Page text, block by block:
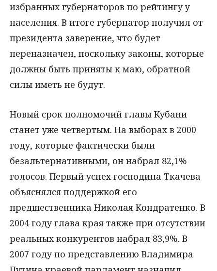
избранных губернаторов по рейтингу у
населения. В итоге губернатор получил от
президента заверение, что будет
переназначен, поскольку законы, которые
должны быть приняты к маю, обратной
силы иметь не будут.
Новый срок полномочий главы Кубани
станет уже четвертым. На выборах в 2000
году, которые фактически были
безальтернативными, он набрал 82,1%
голосов. Первый успех господина Ткачева
объяснялся поддержкой его
предшественника Николая Кондратенко. В
2004 году глава края также при отсутствии
реальных конкурентов набрал 83,9%. В
2007 году по представлению Владимира